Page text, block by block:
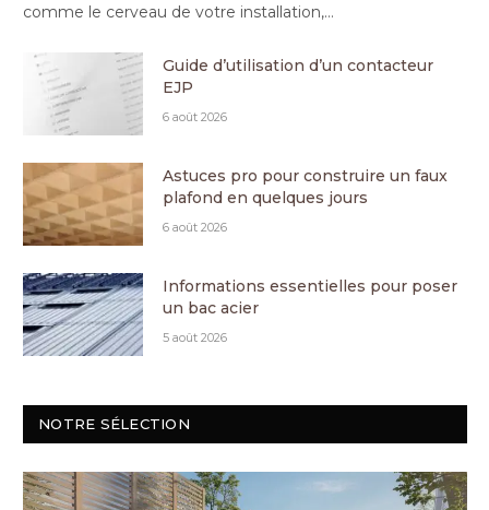
comme le cerveau de votre installation,…
Guide d’utilisation d’un contacteur
EJP
6 août 2026
Astuces pro pour construire un faux
plafond en quelques jours
6 août 2026
Informations essentielles pour poser
un bac acier
5 août 2026
NOTRE SÉLECTION